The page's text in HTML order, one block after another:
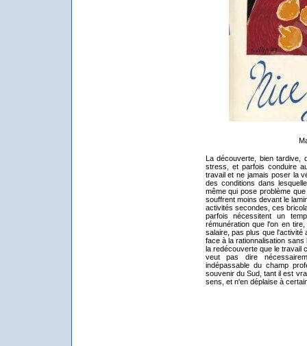
La découverte, bien tardive,
stress, et parfois conduire
travail et ne jamais poser la
des conditions dans
même qui pose problème
souffrent moins devant le
activités secondes, ces
parfois nécessitent un
rémunération que l'on en
salaire, pas plus que l'activité
face à la rationnalisation
la redécouverte que le travail
veut pas dire
indépassable du champ
souvenir du Sud, tant il est
sens, et n'en déplaise à